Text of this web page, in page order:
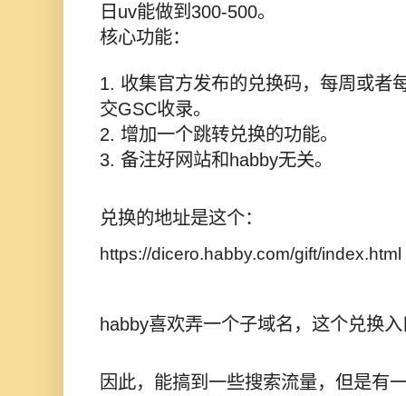
日uv能做到300-500。
核心功能：
1. 收集官方发布的兑换码，每周或者
交GSC收录。
2. 增加一个跳转兑换的功能。
3. 备注好网站和habby无关。
兑换的地址是这个：
https://dicero.habby.com/gift/index.html
habby喜欢弄一个子域名， 这个兑换
因此，能搞到一些搜索流量，但是有